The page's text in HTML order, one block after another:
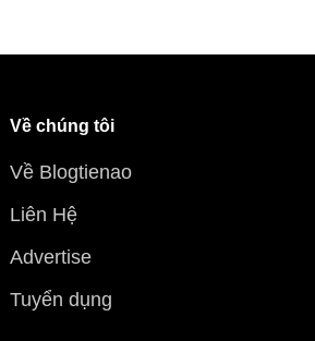
Về chúng tôi
Về Blogtienao
Liên Hệ
Advertise
Tuyển dụng